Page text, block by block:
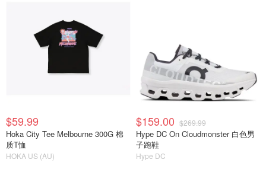
$59.99
Hoka City Tee Melbourne 300G 棉
质T恤
HOKA US (AU)
$159.00 $269.99
Hype DC On Cloudmonster 白色男
子跑鞋
Hype DC